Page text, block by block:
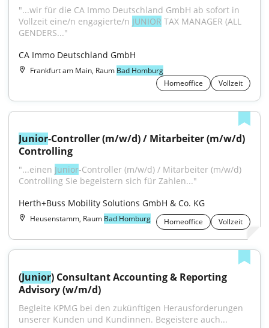
"...wir für die CA Immo Deutschland GmbH ab sofort in
Vollzeit eine/n engagierte/n JUNIOR TAX MANAGER (ALL
GENDERS..."
CA Immo Deutschland GmbH
Frankfurt am Main, Raum Bad Homburg
Homeoffice
Vollzeit
Junior-Controller (m/w/d) / Mitarbeiter (m/w/d)
Controlling
"...einen Junior-Controller (m/w/d) / Mitarbeiter (m/w/d)
Controlling Sie begeistern sich für Zahlen..."
Herth+Buss Mobility Solutions GmbH & Co. KG
Heusenstamm, Raum Bad Homburg Homeoffice Vollzeit
(Junior) Consultant Accounting & Reporting
Advisory (w/m/d)
Begleite KPMG bei den zukünftigen Herausforderungen
unserer Kunden und Kundinnen. Begeistere auch...